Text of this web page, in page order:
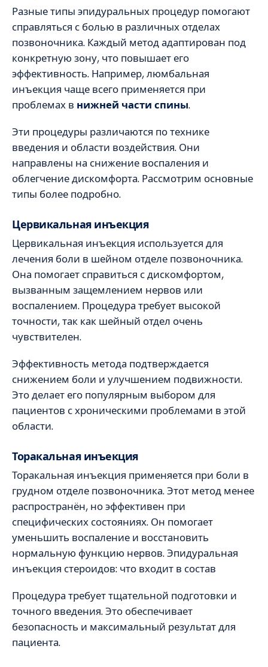
Разные типы эпидуральных процедур помогают
справляться с болью в различных отделах
позвоночника. Каждый метод адаптирован под
конкретную зону, что повышает его
эффективность. Например, люмбальная
инъекция чаще всего применяется при
проблемах в нижней части спины.
Эти процедуры различаются по технике
введения и области воздействия. Они
направлены на снижение воспаления и
облегчение дискомфорта. Рассмотрим основные
типы более подробно.
Цервикальная инъекция
Цервикальная инъекция используется для
лечения боли в шейном отделе позвоночника.
Она помогает справиться с дискомфортом,
вызванным защемлением нервов или
воспалением. Процедура требует высокой
точности, так как шейный отдел очень
чувствителен.
Эффективность метода подтверждается
снижением боли и улучшением подвижности.
Это делает его популярным выбором для
пациентов с хроническими проблемами в этой
области.
Торакальная инъекция
Торакальная инъекция применяется при боли в
грудном отделе позвоночника. Этот метод менее
распространён, но эффективен при
специфических состояниях. Он помогает
уменьшить воспаление и восстановить
нормальную функцию нервов. Эпидуральная
инъекция стероидов: что входит в состав
Процедура требует тщательной подготовки и
точного введения. Это обеспечивает
безопасность и максимальный результат для
пациента.